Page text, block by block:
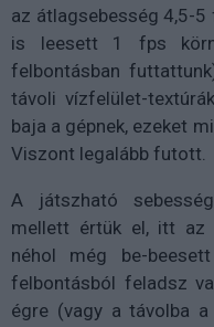
az átlagsebesség 4,5-
is leesett 1 fps
felbontásban
távoli vízfelület-
baja a gépnek, ezeket
Viszont legalább futott.
A játszható
mellett értük el, itt az
néhol még be-
felbontásból feladsz
égre (vagy a távolba